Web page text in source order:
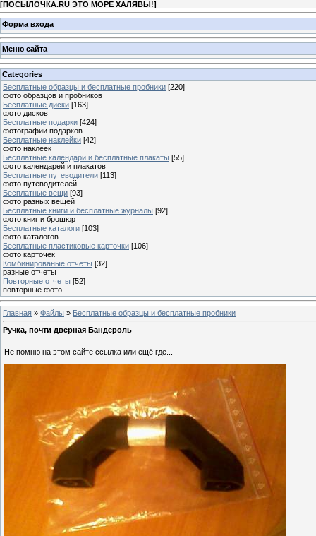
[ПОСЫЛОЧКА.RU ЭТО МОРЕ ХАЛЯВЫ!]
Форма входа
Меню сайта
Categories
Бесплатные образцы и бесплатные пробники [220]
фото образцов и пробников
Бесплатные диски [163]
фото дисков
Бесплатные подарки [424]
фотографии подарков
Бесплатные наклейки [42]
фото наклеек
Бесплатные календари и бесплатные плакаты [55]
фото календарей и плакатов
Бесплатные путеводители [113]
фото путеводителей
Бесплатные вещи [93]
фото разных вещей
Бесплатные книги и бесплатные журналы [92]
фото книг и брошюр
Бесплатные каталоги [103]
фото каталогов
Бесплатные пластиковые карточки [106]
фото карточек
Комбинированые отчеты [32]
разные отчеты
Повторные отчеты [52]
повторные фото
Главная » Файлы » Бесплатные образцы и бесплатные пробники
Ручка, почти дверная Бандероль
Не помню на этом сайте ссылка или ещё где...